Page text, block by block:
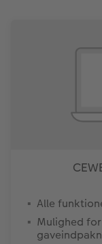
Alle
Mulighed